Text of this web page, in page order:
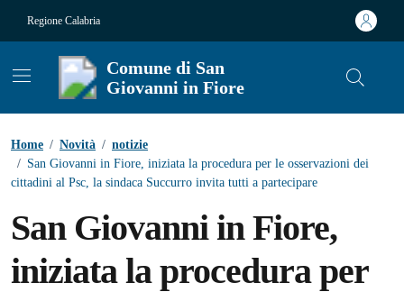
Regione Calabria
Comune di San
Giovanni in Fiore
Home / Novità / notizie
/ San Giovanni in Fiore, iniziata la procedura per le osservazioni dei
cittadini al Psc, la sindaca Succurro invita tutti a partecipare
San Giovanni in Fiore,
iniziata la procedura per